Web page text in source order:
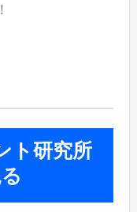
ト研究所